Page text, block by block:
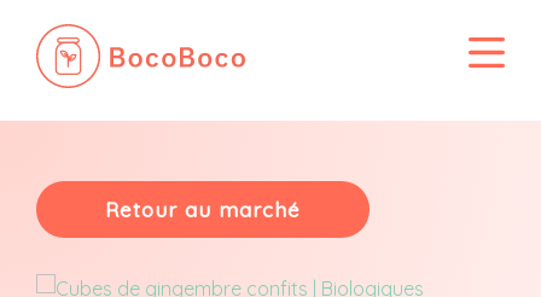
contenu
Retour au marché